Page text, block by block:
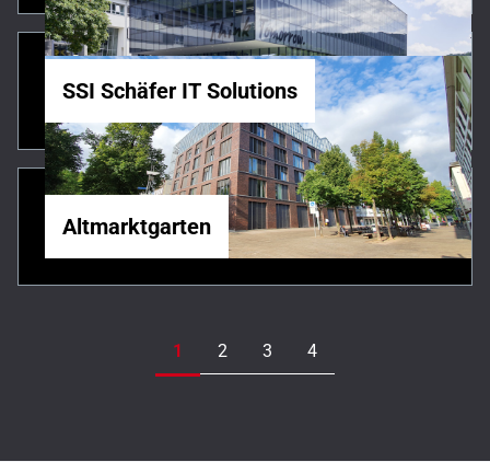
SSI Schäfer IT Solutions
Altmarktgarten